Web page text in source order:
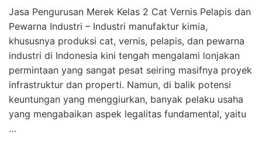
Jasa Pengurusan Merek Kelas 2 Cat Vernis Pelapis dan
Pewarna Industri – Industri manufaktur kimia,
khususnya produksi cat, vernis, pelapis, dan pewarna
industri di Indonesia kini tengah mengalami lonjakan
permintaan yang sangat pesat seiring masifnya proyek
infrastruktur dan properti. Namun, di balik potensi
keuntungan yang menggiurkan, banyak pelaku usaha
yang mengabaikan aspek legalitas fundamental, yaitu
…